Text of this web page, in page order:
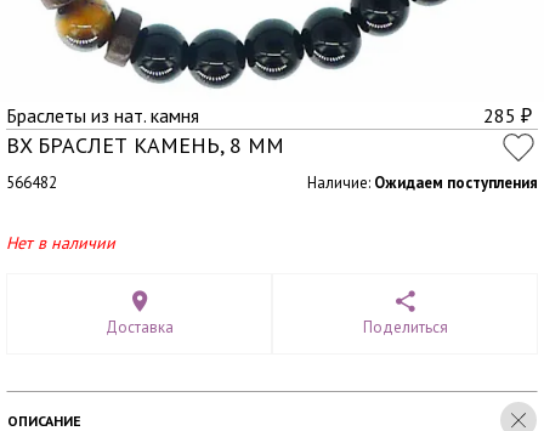
Браслеты из нат. камня 285 ₽
BX БРАСЛЕТ КАМЕНЬ, 8 ММ
566482 Наличие: Ожидаем поступления
Нет в наличии
Доставка Поделиться
ОПИСАНИЕ